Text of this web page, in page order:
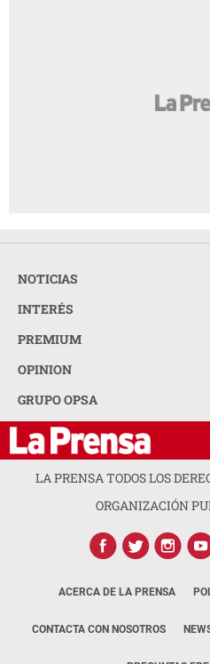
NOTICIAS
INTERÉS
PREMIUM
OPINION
GRUPO OPSA
LA PRENSA TODOS LOS
ORGANIZACIÓN
ACERCA DE LA PRENSA
CONTACTA CON NOSOTROS